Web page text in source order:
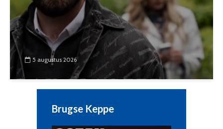
5 augustus 2026
Brugse Keppe